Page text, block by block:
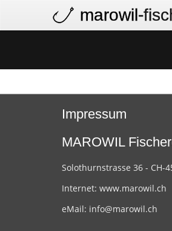
marowil-
Impressum
MAROWIL
Solothurnstrasse 36 - CH-
Internet: www.marowil.ch
eMail: info@marowil.ch